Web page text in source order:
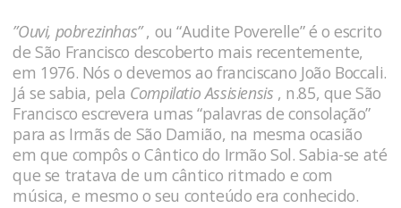
”Ouvi, pobrezinhas”, ou “Audite Poverelle” é o escrito
de São Francisco descoberto mais recentemente,
em 1976. Nós o devemos ao franciscano João Boccali.
Já se sabia, pela Compilatio Assisiensis , n.85, que São
Francisco escrevera umas “palavras de consolação”
para as Irmãs de São Damião, na mesma ocasião
em que compôs o Cântico do Irmão Sol. Sabia-se até
que se tratava de um cântico ritmado e com
música, e mesmo o seu conteúdo era conhecido.